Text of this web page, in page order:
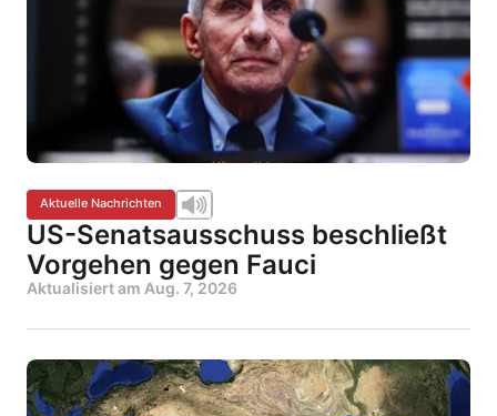
Aktuelle Nachrichten
US-Senatsausschuss beschließt
Vorgehen gegen Fauci
Aktualisiert am Aug. 7, 2026